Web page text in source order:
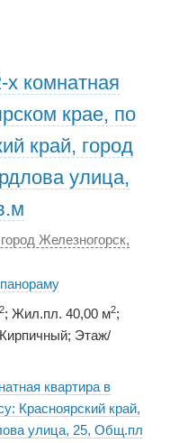
х комнатная
крае, по
край, город
улица,
Железногорск,
2; Жил.пл. 40,00 м2;
Этаж/
квартира в
Красноярский край,
улица, 25, Общ.пл